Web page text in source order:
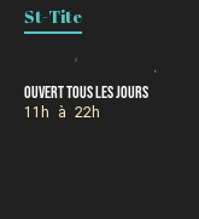
St-Tite
Ouvert tous les jours
11h à 22h